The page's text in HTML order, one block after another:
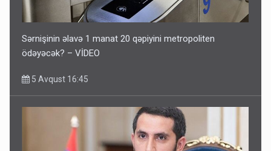
Sərnişinin əlavə 1 manat 20 qəpiyini metropoliten
ödəyəcək? – VİDEO
5 Avqust 16:45